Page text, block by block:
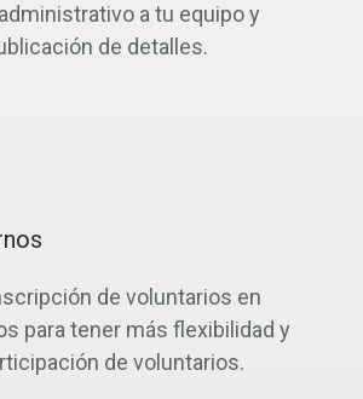
a tu equipo y
de detalles.
de voluntarios en
para tener más flexibilidad y
de voluntarios.